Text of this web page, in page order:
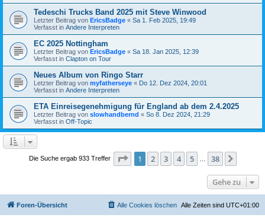
Tedeschi Trucks Band 2025 mit Steve Winwood
Letzter Beitrag von EricsBadge « Sa 1. Feb 2025, 19:49
Verfasst in Andere Interpreten
EC 2025 Nottingham
Letzter Beitrag von EricsBadge « Sa 18. Jan 2025, 12:39
Verfasst in Clapton on Tour
Neues Album von Ringo Starr
Letzter Beitrag von myfatherseye « Do 12. Dez 2024, 20:01
Verfasst in Andere Interpreten
ETA Einreisegenehmigung für England ab dem 2.4.2025
Letzter Beitrag von slowhandbernd « So 8. Dez 2024, 21:29
Verfasst in Off-Topic
Die Suche ergab 933 Treffer Seite 1von 38
1 2 3 4 5 38
Gehe zu
Foren-Übersicht Alle Zeiten sind UTC+01:00
Alle Cookies löschen